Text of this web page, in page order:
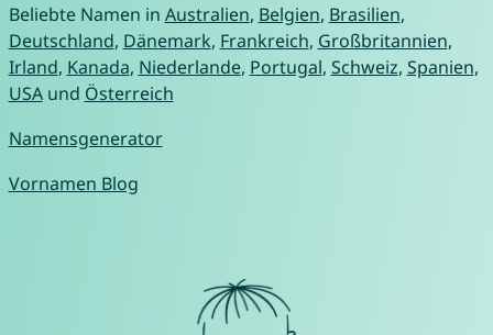
Beliebte Namen in Australien, Belgien, Brasilien,
Deutschland, Dänemark, Frankreich, Großbritannien,
Irland, Kanada, Niederlande, Portugal, Schweiz, Spanien,
USAund Österreich
Namensgenerator
Vornamen Blog